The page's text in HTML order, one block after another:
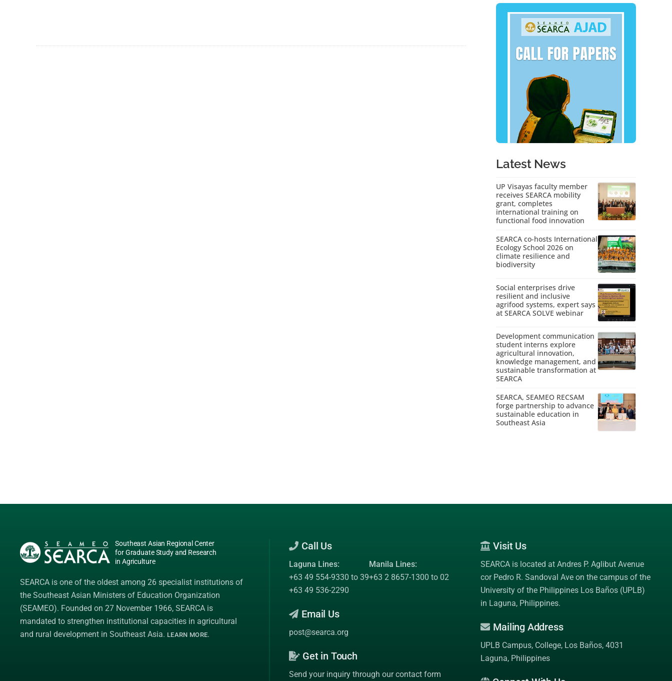
Latest News
UP Visayas faculty member
receives SEARCA mobility
grant, completes
international training on
functional food innovation
SEARCA co-hosts International
Ecology School 2026 on
climate resilience and
biodiversity
Social enterprises drive
resilient and inclusive
agrifood systems, expert says
at SEARCA SOLVE webinar
Development communication
student interns explore
agricultural innovation,
knowledge management, and
sustainable transformation at
SEARCA
SEARCA, SEAMEO RECSAM
forge partnership to advance
sustainable education in
Southeast Asia
Southeast Asian Regional Center
for Graduate Study and Research
in Agriculture
SEARCA is one of the oldest among 26 specialist institutions of
the Southeast Asian Ministers of Education Organization
(SEAMEO). Founded on 27 November 1966, SEARCA is
mandated to strengthen institutional capacities in agricultural
and rural development in Southeast Asia. LEARN MORE.
Call Us
Laguna Lines:
+63 49 554-9330 to 39
+63 49 536-2290
Manila Lines:
+63 2 8657-1300 to 02
Visit Us
SEARCA is located at Andres P. Aglibut Avenue
cor Pedro R. Sandoval Ave on the campus of the
University of the Philippines Los Baños (UPLB)
in Laguna, Philippines.
Email Us
post@searca.org Mailing Address
UPLB Campus, College, Los Baños, 4031
Laguna, Philippines
Get in Touch
Send your inquiry through our contact form